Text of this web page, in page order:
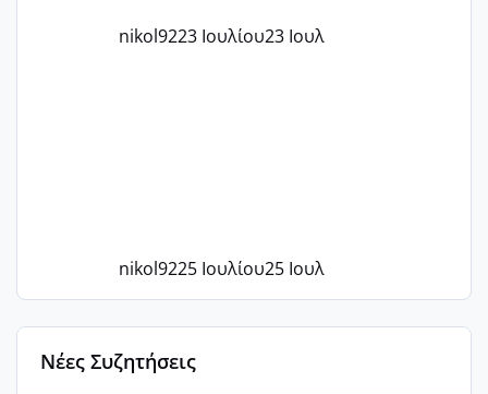
nikol9223 Ιουλίου23 Ιουλ
nikol9225 Ιουλίου25 Ιουλ
Νέες Συζητήσεις